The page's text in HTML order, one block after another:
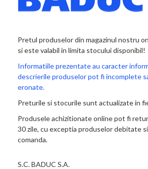
Pretul produselor din magazinul nostru
si este valabil in limita stocului disponibil!
Informatiile prezentate au caracter
descrierile produselor pot fi incomplete
eronate.
Preturile si stocurile sunt actualizate in
Produsele achizitionate online pot fi
30 zile, cu exceptia produselor debitate
comanda.
S.C. BADUC S.A.